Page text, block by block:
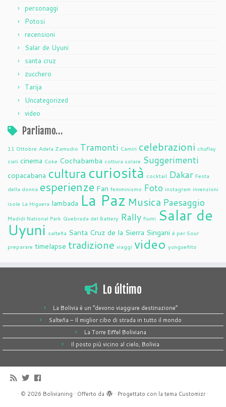
personaggi
Potosi
recensioni
Salar de Uyuni
santa cruz
zucchero
Tarija
Uncategorized
video
Parliamo…
11 Ottobre Adela Zamudio Tramonti Camiri celebrazioni chuflay
cieli cinema Coke Cochabamba cottura solare Suggerimenti
copacabana cultura curiosità cocktail Dakar Festa
della donna esperienze Fan femminismo Foto instagram invenzioni
isole La Higuera lambada La Paz Musica Paesaggio
Madidi National Park Quebrada del Battery Rally fiumi Salar de
Uyuni salteña Santa Cruz de la Sierra Singani è per Sour
preparare timelapse tradizione viaggi video yungueñito
Lo último
La Bolivia è un “devono viaggiare destinazione”
Salteña – Il miglior cibo di strada in tutto il mondo
La Torre Eiffel Boliviana
Il posto più vicino al cielo, Bolivia
· © 2026 Bolivianing · Offerto da · Progettato con la tema Customizr·